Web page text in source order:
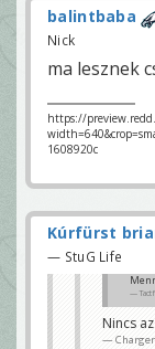
balintbaba
Nick
ma lesznek
https://
1608920c
Kúrfürst
— StuG Life
Nincs